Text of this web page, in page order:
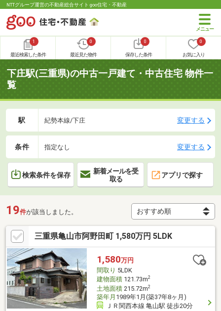
NTTグループ運営の不動産総合サイト goo住宅・不動産
1
最近検索した条件
0
最近見た物件
0
保存した条件
0
お気に入り
下庄駅(三重県)の中古一戸建て・中古住宅 物件一
覧
駅 紀勢本線/下庄 変更する
条件 指定なし 変更する
検索条件を保存
新着メールを受
取る
アプリで探す
19件が該当しました。
三重県亀山市阿野田町 1,580万円 5LDK
1,580万円
間取り 5LDK
建物面積121.73m2
土地面積215.72m2
築年月 1989年1月(築37年8ヶ月)
ＪＲ関西本線 亀山駅 徒歩20分